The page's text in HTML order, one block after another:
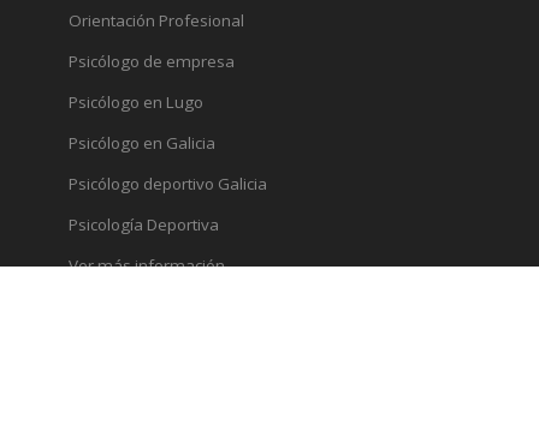
Orientación Profesional
Psicólogo de empresa
Psicólogo en Lugo
Psicólogo en Galicia
Psicólogo deportivo Galicia
Psicología Deportiva
Ver más información